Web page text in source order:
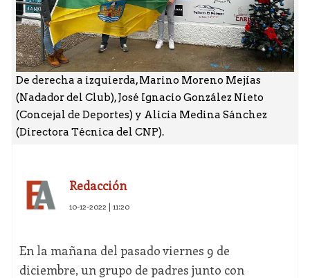
De derecha a izquierda, Marino Moreno Mejías
(Nadador del Club), José Ignacio González Nieto
(Concejal de Deportes) y Alicia Medina Sánchez
(Directora Técnica del CNP).
Redacción
10-12-2022 | 11:20
En la mañana del pasado viernes 9 de
diciembre, un grupo de padres junto con